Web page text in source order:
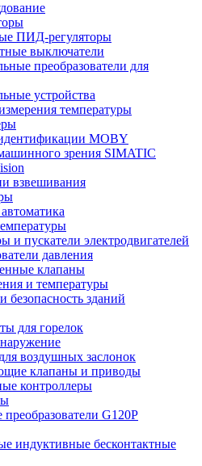
ПИД-регуляторы
выключатели
преобразователи для
устройства
температуры
MOBY
зрения SIMATIC
взвешивания
и пускатели электродвигателей
давления
клапаны
и температуры
безопасность зданий
для горелок
воздушных заслонок
клапаны и приводы
контроллеры
преобразователи G120P
индуктивные бесконтактные